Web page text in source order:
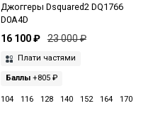
Джоггеры Dsquared2 DQ1766
D0A4D
16 100 ₽ 23 000 ₽
Плати частями
Баллы+805 ₽
104 116 128 140 152 164 170